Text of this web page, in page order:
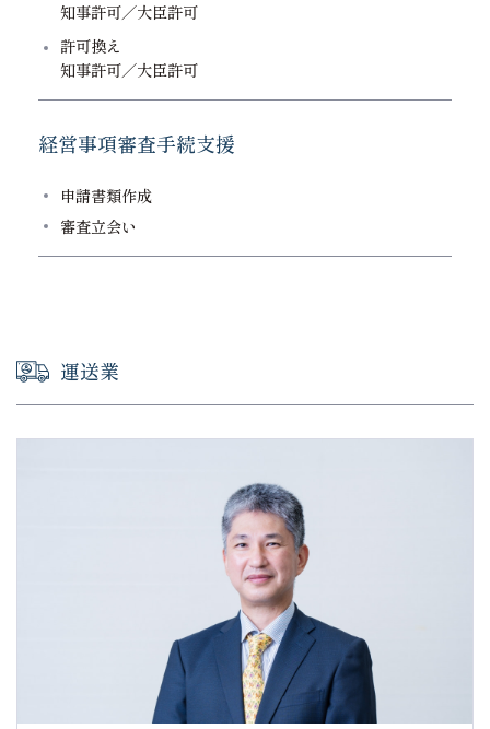
知事許可／大臣許可
許可換え
知事許可／大臣許可
経営事項審査手続支援
申請書類作成
審査立会い
運送業